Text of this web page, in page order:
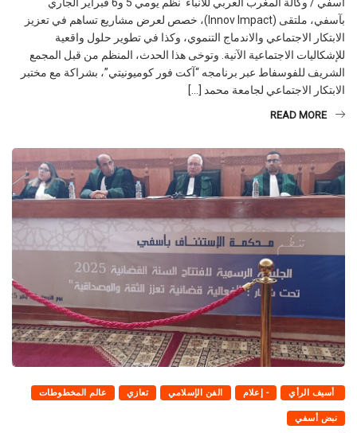
بآسفي، ملتقى (Innov Impact)، خصص لعرض مشاريع تساهم في تعزيز
الابتكار الاجتماعي والاندماج التنموي، وكذا في تطوير حلول واقعية
للإشكاليات الاجتماعية الآنية. وتوخى هذا الحدث، المنظم من قبل المجمع
الشريف للفوسفاط عبر برنامجه “آكت فور كوميونيتي”، بشراكة مع مختبر
الابتكار الاجتماعي لجامعة محمد […]
READ MORE
أسيف الرأي - إعلام الفن الإسلامي تعازي عالم المخطوطات
نبض أسفي